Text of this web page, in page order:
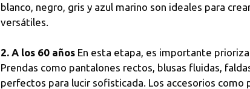
blanco, negro, gris y azul marino son ideales para
versátiles.
2. A los 60 años En esta etapa, es importante
Prendas como pantalones rectos, blusas fluidas,
perfectos para lucir sofisticada. Los accesorios como